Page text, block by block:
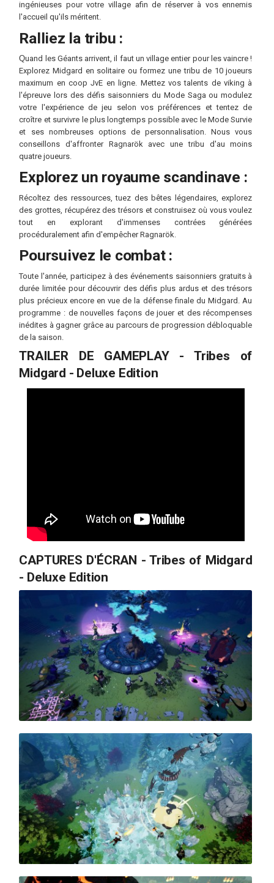
ingénieuses pour votre village afin de réserver à vos ennemis
l'accueil qu'ils méritent.
Ralliez la tribu :
Ԛuand les Géants arrivent, il faut un village entier pour les vaincre !
Explorez Midgard en solitaire ou formez une tribu de 10 joueurs
maximum en coop JvE en ligne. Mettez vos talents de viking à
l'épreuve lors des défis saisonniers du Mode Saga ou modulez
votre l'expérience de jeu selon vos préférences et tentez de
croître et survivre le plus longtemps possible avec le Mode Survie
et ses nombreuses options de personnalisation. Nous vous
conseillons d'affronter Ragnarök avec une tribu d'au moins
quatre joueurs.
Explorez un royaume scandinave :
Récoltez des ressources, tuez des bêtes légendaires, explorez
des grottes, récupérez des trésors et construisez où vous voulez
tout en explorant d'immenses contrées générées
procéduralement afin d'empêcher Ragnarök.
Poursuivez le combat :
Toute l'année, participez à des événements saisonniers gratuits à
durée limitée pour découvrir des défis plus ardus et des trésors
plus précieux encore en vue de la défense finale du Midgard. Au
programme : de nouvelles façons de jouer et des récompenses
inédites à gagner grâce au parcours de progression débloquable
de la saison.
TRAILER DE GAMEPLAY - Tribes of
Midgard - Deluxe Edition
CAPTURES D'ÉCRAN - Tribes of Midgard
- Deluxe Edition